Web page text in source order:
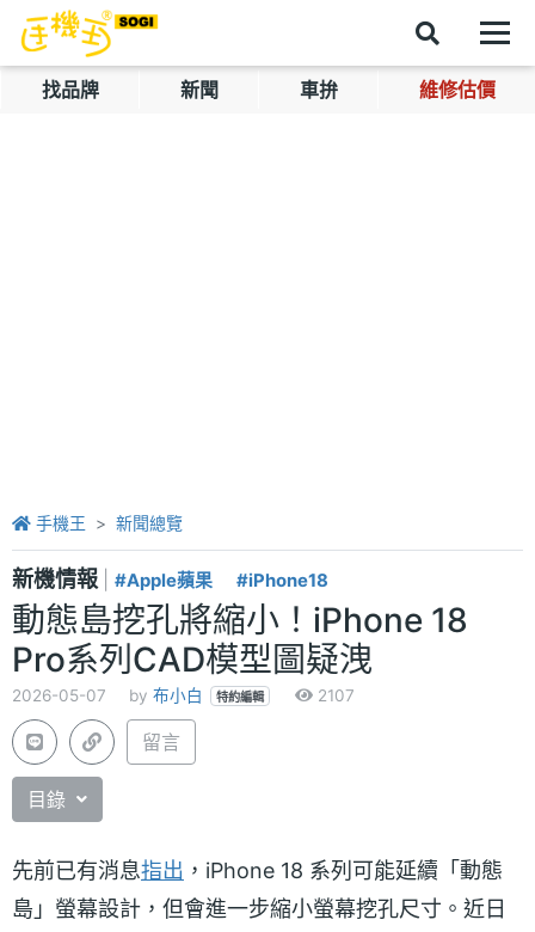
找品牌 新聞 車拚 維修估價
手機王 新聞總覽
新機情報 #Apple蘋果 #iPhone18
動態島挖孔將縮小！iPhone 18
Pro系列CAD模型圖疑洩
2026-05-07 by 布小白 特約編輯 2107
留言
目錄
先前已有消息指出 ，iPhone 18 系列可能延續「動態
島」螢幕設計，但會進一步縮小螢幕挖孔尺寸。近日